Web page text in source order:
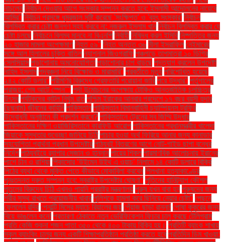
নাচলেন নির্বাচন দেওয়ার আগে সংস্কার সম্পন্ন করতে হবে: ইসলামী আন্দোলনের নায়েবে
আমির" নির্বাচন প্রসঙ্গে ধূম্রজাল সৃষ্টি করেছে 'সংক্ষিপ্ত' ও 'বৃহৎ সংস্কার' নির্বাচন
বিলম্বিত করার চেষ্টা জনগণ সহ্য করবে না: নজরুল ইসলাম খান নির্বাচন বিলম্বিত করার যে
চেষ্টা চলছে নির্বাচনে বিলম্ব মানবে না বিএনপি নির্বাহী নিষিদ্ধ করল ইসিবি নিষ্পত্তির জন্য
২০ হাজার মামলা অপেক্ষমাণ নিহত ৫৯" নিহত অন্তত ৩৬ নীলা ইসরাফিল নেইমারের
সঙ্গে আল হিলালের চুক্তি বাতিল ন্যাশনাল জিওগ্রাফি পঞ্চগড়ে তাপমাত্রা ১০ ডিগ্রি
সেলসিয়াস পড়াশোনায় অমনোযোগিতা পড়াশোনার চাপ বাড়ছে পদত্যাগ করলেন উপদেষ্টা
নাহিদ ইসলাম পদবঞ্চনা নিয়ে বিক্ষোভ ও মারামারি" পরবর্তীতে মৃত্যু পরিশোধিত হয়েছে
২৪২ কোটি ডলার" পরীমণির বিরুদ্ধে গ্রেফতারি পরোয়ানা জারি পরে উদ্ধার" পর্তুগালের
পরাজয়; শেষ আটে স্পেন"" পর্দা উন্মোচনের অপেক্ষায় টোকিও আন্তর্জাতিক চলচ্চিত্র
উৎসব পর্যটকদের কাটল নির্ঘুম রাত পশ্চিম ইরাকের আনবার প্রদেশে ১৭ বছর বয়সী হুদার
(ছদ্মনাম) জীবনের কাহিনি পাকিস্তান পাকিস্তান বিমানবাহিনী চ্যাম্পিয়নস ট্রফির
উদ্বোধনী অনুষ্ঠানে কী প্রদর্শন করবে? পাকিস্তানে ট্রেনের সব জিম্মি উদ্ধার
পাকিস্তানের দক্ষিণ ওয়াজিরিস্তানে কারফিউ আরোপ পাকিস্তানের প্রধানমন্ত্রীর খালেদা
জিয়াকে সুস্থতার শুভেচ্ছা জানিয়ে চিঠি পাচার হওয়া অর্থ ফিরিয়ে আনার জন্য কানাডার
সহযোগিতা প্রার্থনা প্রধান উপদেষ্টার পাঠ্যবই বিতরণের আগে নোট-গাইড ছাপা বন্ধের
নির্দেশ পাঠ্যবইয়ে র‍্যাপার সেজান ও হান্নান পায়ের শিকল পারমাণবিক আলোচনায় ইরানের
পাশে চীন ও রাশিয়া পিকাসোর ‘উইমেন উইথ এ ওয়াচ’ নিলামে ১৪ কোটি ডলারে বিক্রি
পিঠের ব্যথা থেকে মুক্তি পেতে কীভাবে মোকাবিলা করবেন পিলখানা হত্যাকাণ্ডের
পুনঃতদন্ত দ্রুত সম্পন্ন হবে: স্বরাষ্ট্র উপদেষ্টার ঘোষণা" পুতিনের হানিট্র্যাপ কৌশল
পুতুলের বিরুদ্ধে চিঠি এখনও পায়নি পররাষ্ট্র মন্ত্রণালয় পুরুষ যখন বাবা হন পুরুষদের জন্য
শরীর সুস্থ রাখতে প্রয়োজনীয় খাবার পুলিশকে হামলা করে ছিনিয়ে নেয়ার চেষ্টা" পেছনে
ফেললেন রদ্রি পেনাল্টি মিসের ম্যাচে রিয়ালের জয় পেঁয়াজ ছাড়া রান্না! পোষা কুকুরের জন্য
বিয়ে ভাঙলেন কনে! প্রতারণা ঠেকাতে নতুন ভেরিফিকেশন ফিচার চালু করছে টেলিগ্রাম
প্রতি কেজি শুকনা শজন পাতা ৩৫০ থেকে ৪০০ টাকায় বিক্রি হয়। প্রতিটি ব্যাংক শাখায়
স্কুল ব্যাংকিং চালুর জন্য একটি শিক্ষাপ্রতিষ্ঠান প্রতিষ্ঠা করতে হবে প্রতিদিন ডিম খাওয়া: